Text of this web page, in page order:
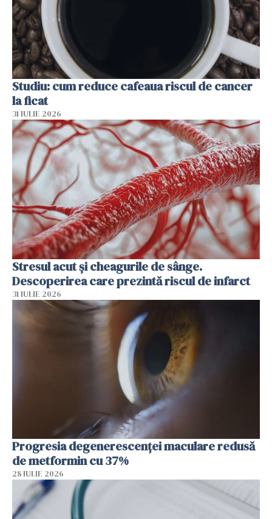
Studiu: cum reduce cafeaua riscul de cancer
la ficat
31 IULIE 2026
Stresul acut și cheagurile de sânge.
Descoperirea care prezintă riscul de infarct
31 IULIE 2026
Progresia degenerescenței maculare redusă
de metformin cu 37%
28 IULIE 2026